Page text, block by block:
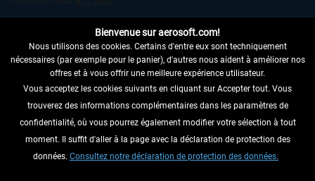
RENONCER AU CONTRAT ICI
INFORMATIONS
NE MANQUEZ PAS LES DERNIÈRES
Bienvenue sur aerosoft.com!
Nous utilisons des cookies. Certains d'entre eux sont techniquement
nécessaires (par exemple pour le panier), d'autres nous aident à améliorer nos
offres et à vous offrir une meilleure expérience utilisateur.
Vous acceptez les cookies suivants en cliquant sur Accepter tout. Vous
trouverez des informations complémentaires dans les paramètres de
confidentialité, où vous pourrez également modifier votre sélection à tout
moment. Il suffit d'aller à la page avec la déclaration de protection des
données. Consultez notre déclaration de protection des données.